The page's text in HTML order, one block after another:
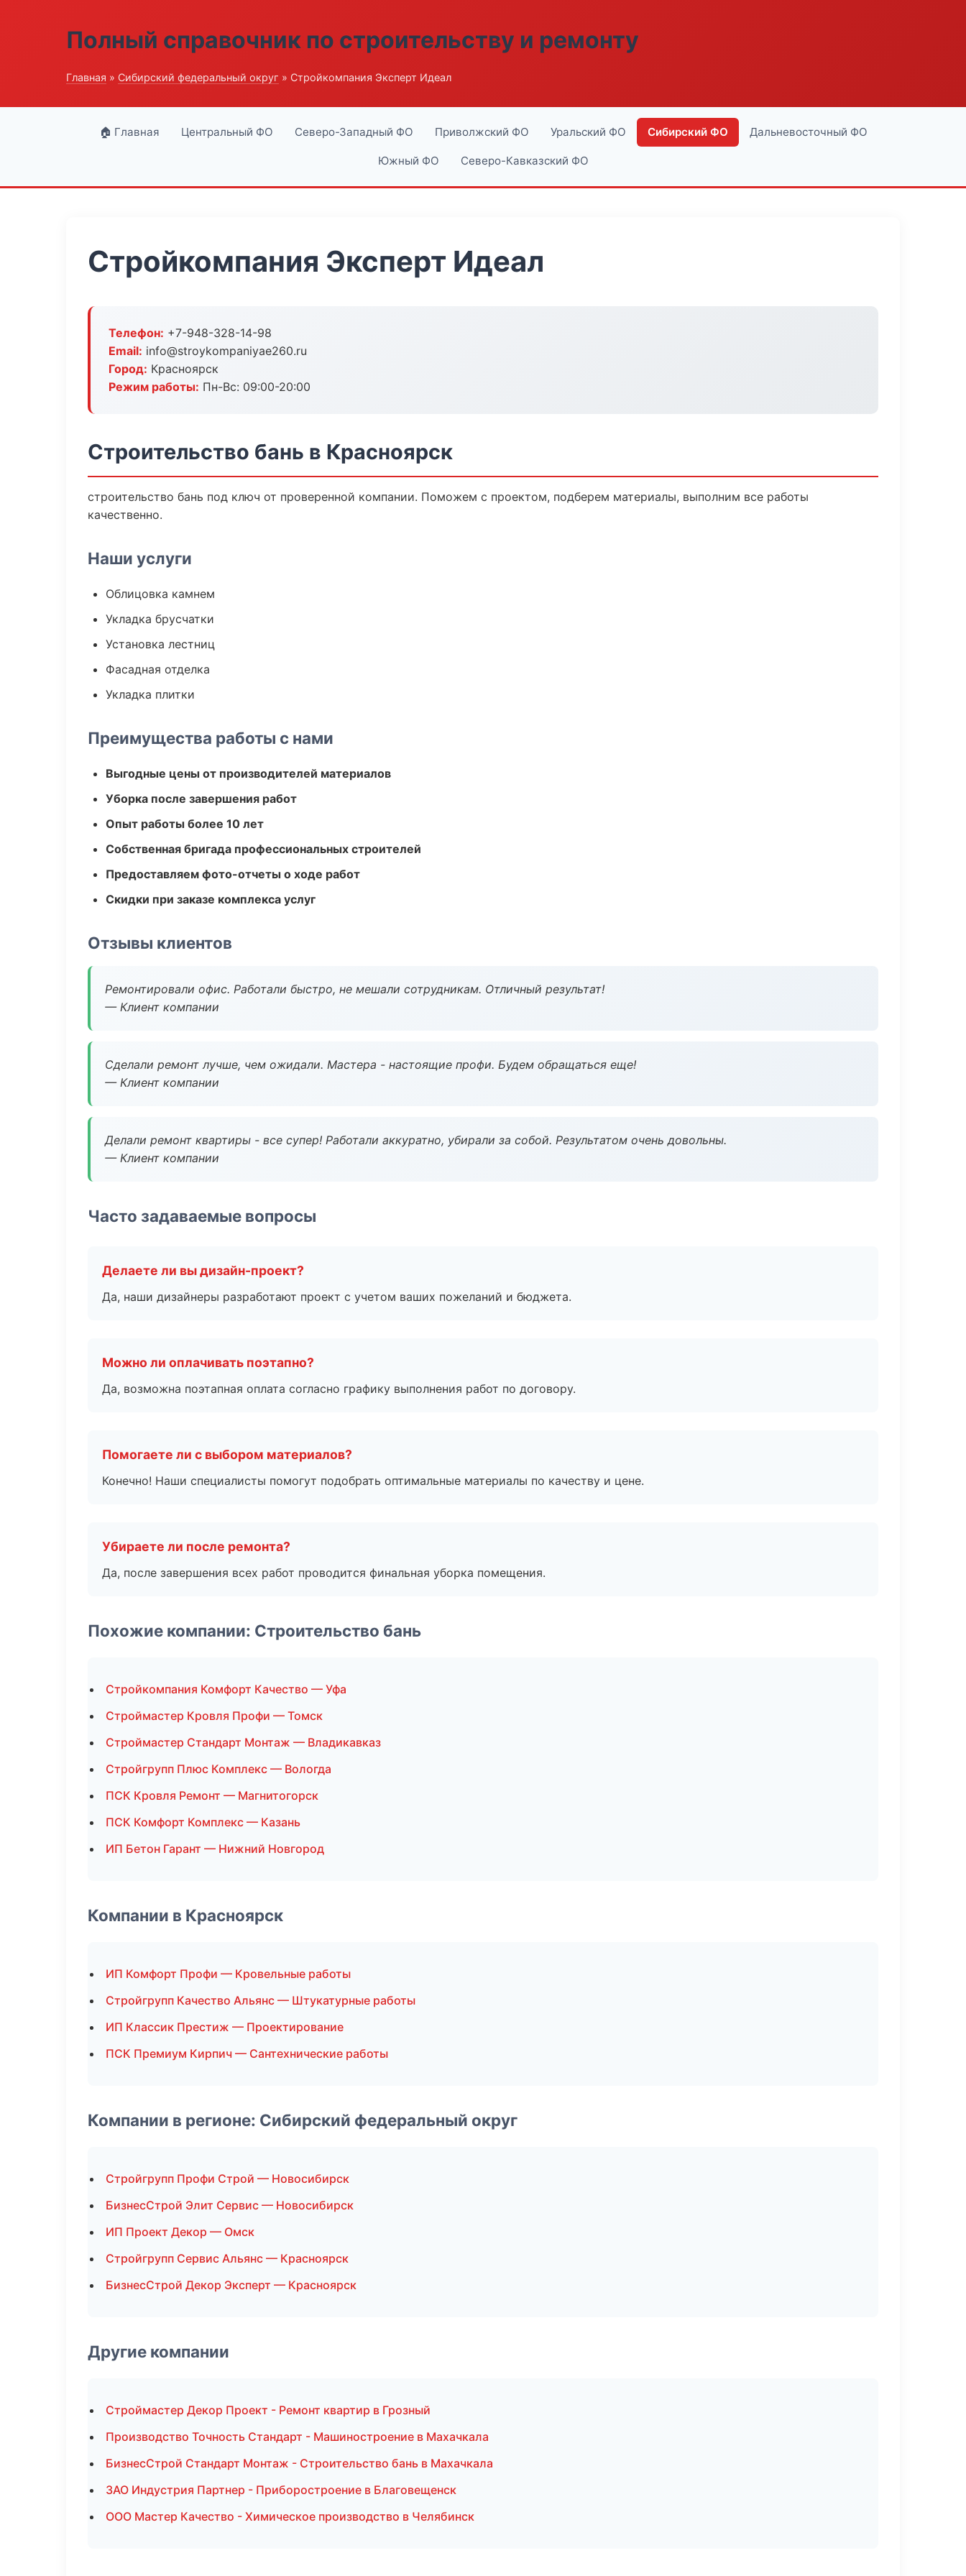
Полный справочник по строительству и ремонту
Главная » Сибирский федеральный округ » Стройкомпания Эксперт Идеал
🏠 Главная Центральный ФО Северо-Западный ФО Приволжский ФО Уральский ФО Сибирский ФО Дальневосточный ФО
Южный ФО Северо-Кавказский ФО
Стройкомпания Эксперт Идеал
Телефон: +7-948-328-14-98
Email: info@stroykompaniyae260.ru
Город: Красноярск
Режим работы: Пн-Вс: 09:00-20:00
Строительство бань в Красноярск
строительство бань под ключ от проверенной компании. Поможем с проектом, подберем материалы, выполним все работы
качественно.
Наши услуги
Облицовка камнем
Укладка брусчатки
Установка лестниц
Фасадная отделка
Укладка плитки
Преимущества работы с нами
Выгодные цены от производителей материалов
Уборка после завершения работ
Опыт работы более 10 лет
Собственная бригада профессиональных строителей
Предоставляем фото-отчеты о ходе работ
Скидки при заказе комплекса услуг
Отзывы клиентов
Ремонтировали офис. Работали быстро, не мешали сотрудникам. Отличный результат!
— Клиент компании
Сделали ремонт лучше, чем ожидали. Мастера - настоящие профи. Будем обращаться еще!
— Клиент компании
Делали ремонт квартиры - все супер! Работали аккуратно, убирали за собой. Результатом очень довольны.
— Клиент компании
Часто задаваемые вопросы
Делаете ли вы дизайн-проект?
Да, наши дизайнеры разработают проект с учетом ваших пожеланий и бюджета.
Можно ли оплачивать поэтапно?
Да, возможна поэтапная оплата согласно графику выполнения работ по договору.
Помогаете ли с выбором материалов?
Конечно! Наши специалисты помогут подобрать оптимальные материалы по качеству и цене.
Убираете ли после ремонта?
Да, после завершения всех работ проводится финальная уборка помещения.
Похожие компании: Строительство бань
Стройкомпания Комфорт Качество — Уфа
Строймастер Кровля Профи — Томск
Строймастер Стандарт Монтаж — Владикавказ
Стройгрупп Плюс Комплекс — Вологда
ПСК Кровля Ремонт — Магнитогорск
ПСК Комфорт Комплекс — Казань
ИП Бетон Гарант — Нижний Новгород
Компании в Красноярск
ИП Комфорт Профи — Кровельные работы
Стройгрупп Качество Альянс — Штукатурные работы
ИП Классик Престиж — Проектирование
ПСК Премиум Кирпич — Сантехнические работы
Компании в регионе: Сибирский федеральный округ
Стройгрупп Профи Строй — Новосибирск
БизнесСтрой Элит Сервис — Новосибирск
ИП Проект Декор — Омск
Стройгрупп Сервис Альянс — Красноярск
БизнесСтрой Декор Эксперт — Красноярск
Другие компании
Строймастер Декор Проект - Ремонт квартир в Грозный
Производство Точность Стандарт - Машиностроение в Махачкала
БизнесСтрой Стандарт Монтаж - Строительство бань в Махачкала
ЗАО Индустрия Партнер - Приборостроение в Благовещенск
ООО Мастер Качество - Химическое производство в Челябинск